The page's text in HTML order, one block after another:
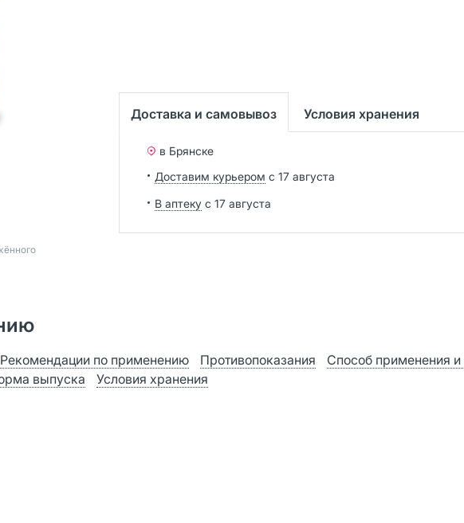
Доставка и самовывоз Условия хранения
в Брянске
Доставим курьером с 17 августа
В аптеку с 17 августа
Рекомендации по применению Противопоказания
Способ применения
выпуска Условия хранения